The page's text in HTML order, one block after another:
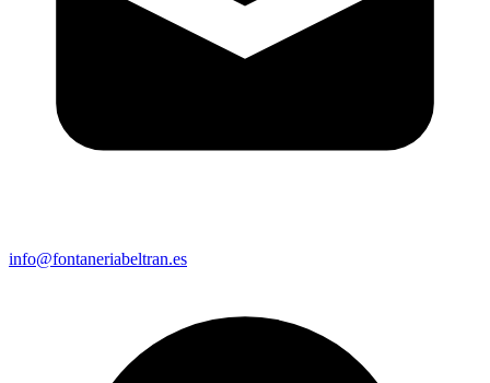
info@fontaneriabeltran.es